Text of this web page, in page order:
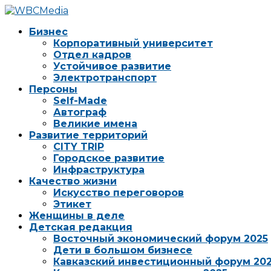
Бизнес
Корпоративный университет
Отдел кадров
Устойчивое развитие
Электротранспорт
Персоны
Self-Made
Автограф
Великие имена
Развитие территорий
CITY TRIP
Городское развитие
Инфраструктура
Качество жизни
Искусство переговоров
Этикет
Женщины в деле
Детская редакция
Восточный экономический форум 2025
Дети в большом бизнесе
Кавказский инвестиционный форум